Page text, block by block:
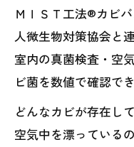
ＭＩＳＴ工法®カビ
人微生物対策協会と連
室内の真菌検査・空
ビ菌を数値で確認で
どんなカビが存在し
空気中を漂っている